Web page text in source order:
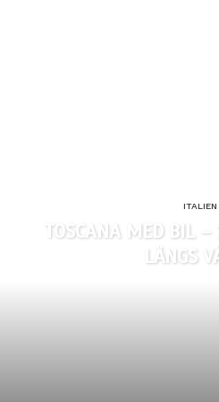
ITALIEN
TOSCANA MED BIL –
LÄNGS